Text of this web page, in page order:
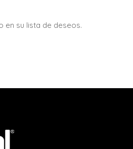
en su lista de deseos.